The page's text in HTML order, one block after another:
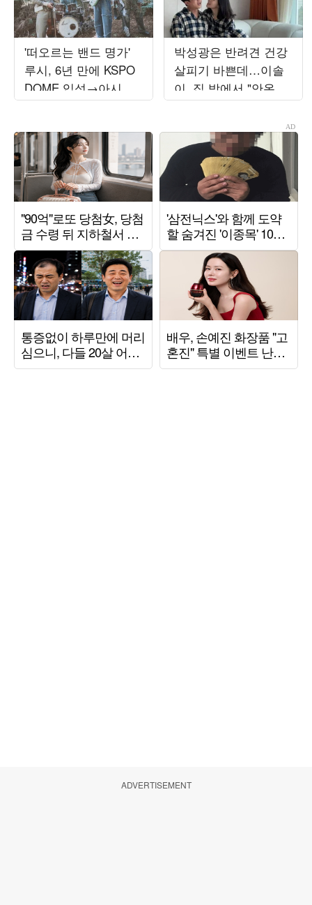
'떠오르는 밴드 명가'
루시, 6년 만에 KSPO
DOME 입성→아시아
출격…4개 도시 앙코
박성광은 반려견 건강
살피기 바쁜데…이솔
이, 집 밖에서 "안온하
길"
ADVERTISEMENT